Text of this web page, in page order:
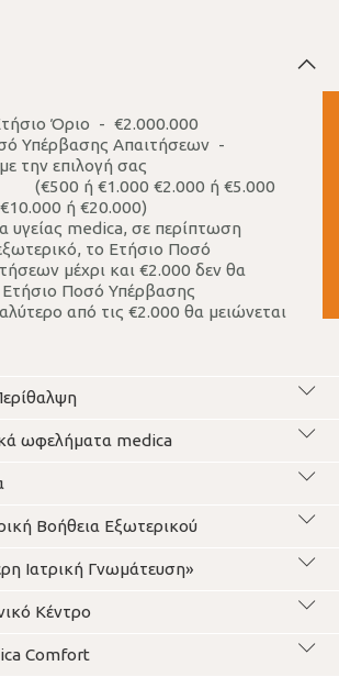
Όριο - €2.000.000
Υπέρβασης Απαιτήσεων -
την επιλογή σας
€1.000 €2.000 ή €5.000
ή €20.000)
υγείας medica, σε περίπτωση
το Ετήσιο Ποσό
μέχρι και €2.000 δεν θα
Ετήσιο Ποσό Υπέρβασης
από τις €2.000 θα μειώνεται
ωφελήματα medica
Βοήθεια Εξωτερικού
Ιατρική Γνωμάτευση»
Κέντρο
Comfort